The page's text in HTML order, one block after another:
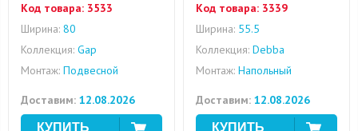
Код товара: 3533
Ширина: 80
Коллекция: Gap
Монтаж: Подвесной
Доставим: 12.08.2026
Код товара: 3339
Ширина: 55.5
Коллекция: Debba
Монтаж: Напольный
Доставим: 12.08.2026